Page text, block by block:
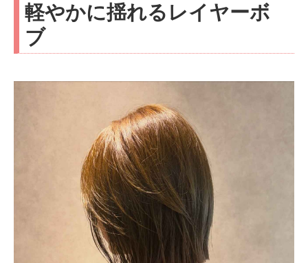
軽やかに揺れるレイヤーボ
ブ